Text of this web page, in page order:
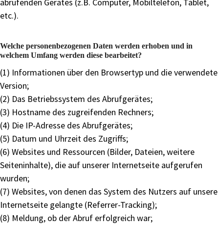
etc.).
Welche personenbezogenen Daten werden erhoben und in
welchem Umfang werden diese bearbeitet?
(1) Informationen über den Browsertyp und die verwendete
Version;
(2) Das Betriebssystem des Abrufgerätes;
(3) Hostname des zugreifenden Rechners;
(4) Die IP-Adresse des Abrufgerätes;
(5) Datum und Uhrzeit des Zugriffs;
(6) Websites und Ressourcen (Bilder, Dateien, weitere
Seiteninhalte), die auf unserer Internetseite aufgerufen
wurden;
(7) Websites, von denen das System des Nutzers auf unsere
Internetseite gelangte (Referrer-Tracking);
(8) Meldung, ob der Abruf erfolgreich war;